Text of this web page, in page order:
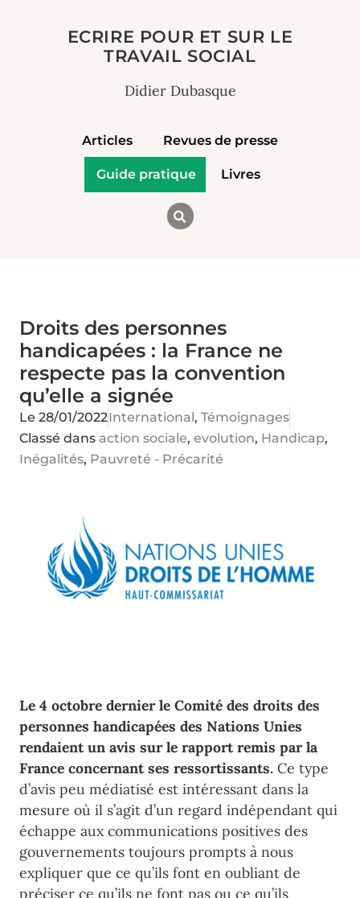
ECRIRE POUR ET SUR LE
TRAVAIL SOCIAL
Didier Dubasque
Articles Revues de presse
Guide pratique Livres
Droits des personnes
handicapées : la France ne
respecte pas la convention
qu’elle a signée
Le 28/01/2022International, Témoignages
Classé dans action sociale, evolution, Handicap,
Inégalités, Pauvreté - Précarité
Le 4 octobre dernier le Comité des droits des
personnes handicapées des Nations Unies
rendaient un avis sur le rapport remis par la
France concernant ses ressortissants. Ce type
d’avis peu médiatisé est intéressant dans la
mesure où il s’agit d’un regard indépendant qui
échappe aux communications positives des
gouvernements toujours prompts à nous
expliquer que ce qu’ils font en oubliant de
préciser ce qu’ils ne font pas ou ce qu’ils